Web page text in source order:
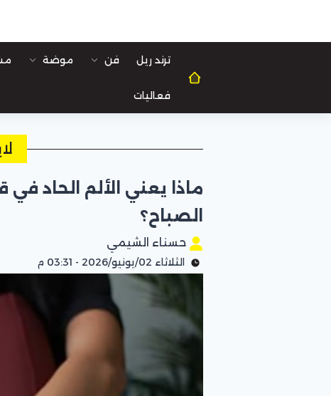
ترند ريل فن موضة
فعاليات
ماذا يعني الألم الحاد
الصباح؟
حسناء الشيمي
الثلاثاء 02/يونيو/2026 - 03:31 م